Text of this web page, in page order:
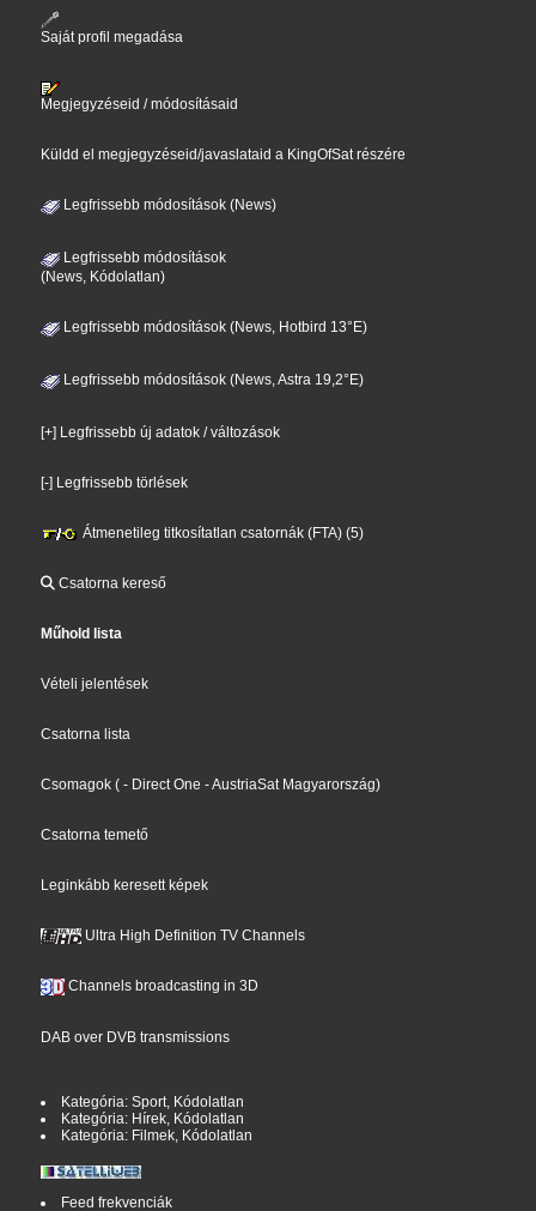
Saját profil megadása
Megjegyzéseid / módosításaid
Küldd el megjegyzéseid/javaslataid a KingOfSat részére
Legfrissebb módosítások (News)
Legfrissebb módosítások
(News, Kódolatlan)
Legfrissebb módosítások (News, Hotbird 13°E)
Legfrissebb módosítások (News, Astra 19,2°E)
[+] Legfrissebb új adatok / változások
[-] Legfrissebb törlések
Átmenetileg titkosítatlan csatornák (FTA) (5)
Csatorna kereső
Műhold lista
Vételi jelentések
Csatorna lista
Csomagok (- Direct One - AustriaSat Magyarország)
Csatorna temető
Leginkább keresett képek
Ultra High Definition TV Channels
Channels broadcasting in 3D
DAB over DVB transmissions
Kategória: Sport, Kódolatlan
Kategória: Hírek, Kódolatlan
Kategória: Filmek, Kódolatlan
Feed frekvenciák